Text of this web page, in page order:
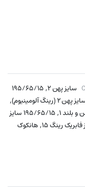
, ۱۹۵/۶۵/۱۵
,
,
۱۹۵/۶۵/۱۵ سایز
, هانکوک